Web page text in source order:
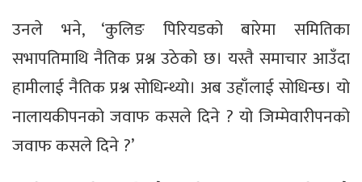
उनले भने, ‘कुलिङ पिरियडको बारेमा समितिका
सभापतिमाथि नैतिक प्रश्न उठेको छ। यस्तै समाचार आउँदा
हामीलाई नैतिक प्रश्न सोधिन्थ्यो। अब उहाँलाई सोधिन्छ। यो
नालायकीपनको जवाफ कसले दिने ? यो जिम्मेवारीपनको
जवाफ कसले दिने ?’